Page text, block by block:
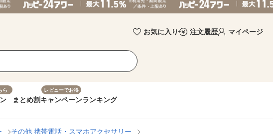
お気に入り 注文履歴 マイページ
ら
まとめ割
レビューでお得
キャンペーンランキング
その他 携帯電話・スマホアクセサリー